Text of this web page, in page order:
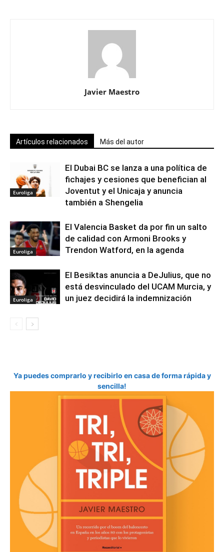
Javier Maestro
Artículos relacionados Más del autor
Euroliga
El Dubai BC se lanza a una política de
fichajes y cesiones que benefician al
Joventut y el Unicaja y anuncia
también a Shengelia
Euroliga
El Valencia Basket da por fin un salto
de calidad con Armoni Brooks y
Trendon Watford, en la agenda
Euroliga
El Besiktas anuncia a DeJulius, que no
está desvinculado del UCAM Murcia, y
un juez decidirá la indemnización
Ya puedes comprarlo y recibirlo en casa de forma rápida y
sencilla!